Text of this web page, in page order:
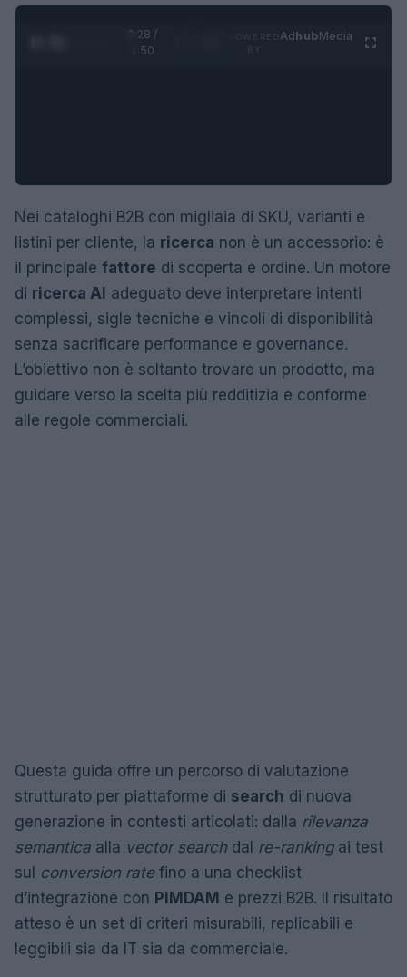
0:29 /
1:50
AdhubMedia
Nei cataloghi B2B con migliaia di SKU, varianti e
listini per cliente, la ricerca non è un accessorio: è
il principale fattore di scoperta e ordine. Un motore
di ricerca AI adeguato deve interpretare intenti
complessi, sigle tecniche e vincoli di disponibilità
senza sacrificare performance e governance.
L’obiettivo non è soltanto trovare un prodotto, ma
guidare verso la scelta più redditizia e conforme
alle regole commerciali.
Questa guida offre un percorso di valutazione
strutturato per piattaforme di search di nuova
generazione in contesti articolati: dalla rilevanza
semantica alla vector search dal re-rankingai test
sul conversion ratefino a una checklist
d’integrazione con PIM DAM e prezzi B2B. Il risultato
atteso è un set di criteri misurabili, replicabili e
leggibili sia da IT sia da commerciale.